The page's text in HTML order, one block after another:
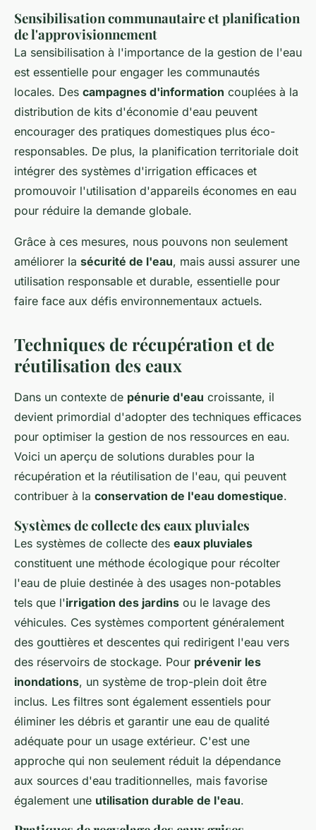
Sensibilisation communautaire et planification
de l'approvisionnement
La sensibilisation à l'importance de la gestion de l'eau
est essentielle pour engager les communautés
locales. Des campagnes d'information couplées à la
distribution de kits d'économie d'eau peuvent
encourager des pratiques domestiques plus éco-
responsables. De plus, la planification territoriale doit
intégrer des systèmes d'irrigation efficaces et
promouvoir l'utilisation d'appareils économes en eau
pour réduire la demande globale.
Grâce à ces mesures, nous pouvons non seulement
améliorer la sécurité de l'eau, mais aussi assurer une
utilisation responsable et durable, essentielle pour
faire face aux défis environnementaux actuels.
Techniques de récupération et de
réutilisation des eaux
Dans un contexte de pénurie d'eau croissante, il
devient primordial d'adopter des techniques efficaces
pour optimiser la gestion de nos ressources en eau.
Voici un aperçu de solutions durables pour la
récupération et la réutilisation de l'eau, qui peuvent
contribuer à la conservation de l'eau domestique.
Systèmes de collecte des eaux pluviales
Les systèmes de collecte des eaux pluviales
constituent une méthode écologique pour récolter
l'eau de pluie destinée à des usages non-potables
tels que l'irrigation des jardins ou le lavage des
véhicules. Ces systèmes comportent généralement
des gouttières et descentes qui redirigent l'eau vers
des réservoirs de stockage. Pour prévenir les
inondations, un système de trop-plein doit être
inclus. Les filtres sont également essentiels pour
éliminer les débris et garantir une eau de qualité
adéquate pour un usage extérieur. C'est une
approche qui non seulement réduit la dépendance
aux sources d'eau traditionnelles, mais favorise
également une utilisation durable de l'eau.